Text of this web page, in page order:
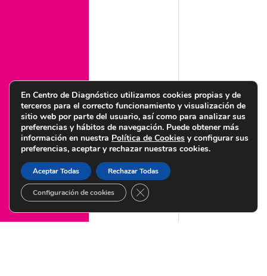
Política de seguridad de la información
© Copyright 2022 Centro de Diagnóstico Granada – Diseñado por
En Centro de Diagnóstico utilizamos cookies propias y de
terceros para el correcto funcionamiento y visualización de
sitio web por parte del usuario, así como para analizar sus
preferencias y hábitos de navegación. Puede obtener más
información en nuestra Política de Cookies y configurar sus
preferencias, aceptar y rechazar nuestras cookies.
Aceptar Todas Rechazar Todas
Configuración de cookies CERRAR EL BANNER DE